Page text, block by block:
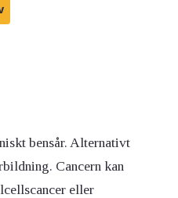
bensår. Alternativt
Cancern kan
eller